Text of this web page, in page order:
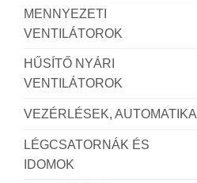
MENNYEZETI
VENTILÁTOROK
HŰSÍTŐ NYÁRI
VENTILÁTOROK
VEZÉRLÉSEK, AUTOMATIKA
LÉGCSATORNÁK ÉS
IDOMOK